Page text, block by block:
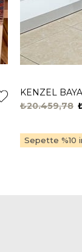
KENZEL
₺20.459,78
Sepette %10